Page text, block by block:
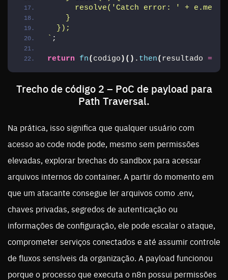
resolve('Catch error: ' +
    }
  });
` ;
return fn( codigo ) ( ) . then( resultado =>
Trecho de código 2 – PoC de payload para
Path Traversal.
Na prática, isso significa que qualquer usuário com
acesso ao code node pode, mesmo sem permissões
elevadas, explorar brechas do sandbox para acessar
arquivos internos do container. A partir do momento em
que um atacante consegue ler arquivos como .env,
chaves privadas, segredos de autenticação ou
informações de configuração, ele pode escalar o ataque,
comprometer serviços conectados e até assumir controle
de fluxos sensíveis da organização. A payload funcionou
porque o processo que executa o n8n possui permissões